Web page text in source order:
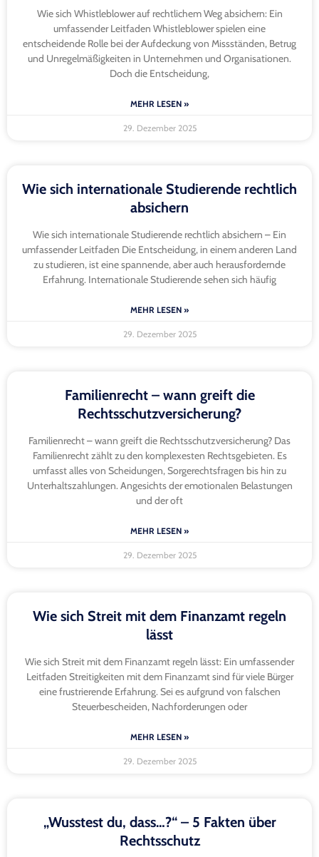
Wie sich Whistleblower auf rechtlichem Weg absichern: Ein
umfassender Leitfaden Whistleblower spielen eine
entscheidende Rolle bei der Aufdeckung von Missständen, Betrug
und Unregelmäßigkeiten in Unternehmen und Organisationen.
Doch die Entscheidung,
MEHR LESEN »
29. Dezember 2025
Wie sich internationale Studierende rechtlich
absichern
Wie sich internationale Studierende rechtlich absichern – Ein
umfassender Leitfaden Die Entscheidung, in einem anderen Land
zu studieren, ist eine spannende, aber auch herausfordernde
Erfahrung. Internationale Studierende sehen sich häufig
MEHR LESEN »
29. Dezember 2025
Familienrecht – wann greift die
Rechtsschutzversicherung?
Familienrecht – wann greift die Rechtsschutzversicherung? Das
Familienrecht zählt zu den komplexesten Rechtsgebieten. Es
umfasst alles von Scheidungen, Sorgerechtsfragen bis hin zu
Unterhaltszahlungen. Angesichts der emotionalen Belastungen
und der oft
MEHR LESEN »
29. Dezember 2025
Wie sich Streit mit dem Finanzamt regeln
lässt
Wie sich Streit mit dem Finanzamt regeln lässt: Ein umfassender
Leitfaden Streitigkeiten mit dem Finanzamt sind für viele Bürger
eine frustrierende Erfahrung. Sei es aufgrund von falschen
Steuerbescheiden, Nachforderungen oder
MEHR LESEN »
29. Dezember 2025
„Wusstest du, dass…?“ – 5 Fakten über
Rechtsschutz